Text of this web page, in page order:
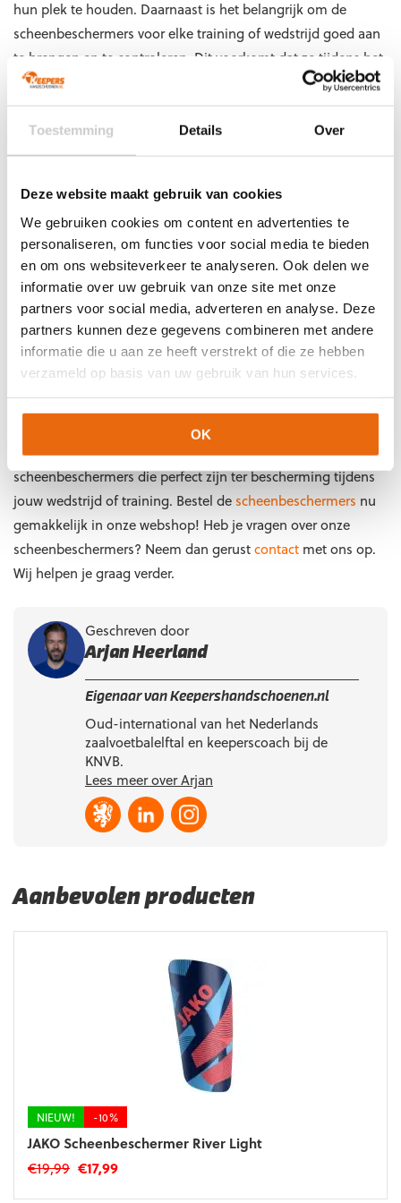
Toestemming Details Over
Deze website maakt gebruik van cookies
We gebruiken cookies om content en advertenties te
personaliseren, om functies voor social media te bieden
en om ons websiteverkeer te analyseren. Ook delen we
informatie over uw gebruik van onze site met onze
partners voor social media, adverteren en analyse. Deze
partners kunnen deze gegevens combineren met andere
informatie die u aan ze heeft verstrekt of die ze hebben
verzameld op basis van uw gebruik van hun services.
OK
hun plek te houden. Daarnaast is het belangrijk om de
scheenbeschermers voor elke training of wedstrijd goed aan
te brengen en te controleren. Dit voorkomt dat ze tijdens het
spel verschuiven, wat je concentratie kan verstoren. Hier zijn
enkele tips om te zorgen dat je scheenbeschermers goed
blijven zitten:
Controleer de pasvorm voor elke training of wedstrijd
Beweeg en test de scheenbeschermers voordat je begint
met spelen
Draag jij jouw scheenbeschermers al op
de juiste manier?
Het correct dragen van scheenbeschermers is essentieel voor
een veilige en plezierige sportervaring. Door aandacht te
besteden aan de pasvorm, de plaatsing en de juiste
technieken, kun je blessures voorkomen en optimaal
profiteren van je scheenbeschermers. Bij
Keepershandschoenen.nl hebben we meerdere
scheenbeschermers die perfect zijn ter bescherming tijdens
jouw wedstrijd of training. Bestel de scheenbeschermers nu
gemakkelijk in onze webshop! Heb je vragen over onze
scheenbeschermers? Neem dan gerustcontact met ons op.
Wij helpen je graag verder.
Geschreven door
Arjan Heerland
Eigenaar van Keepershandschoenen.nl
Oud-international van het Nederlands
zaalvoetbalelftal en keeperscoach bij de
KNVB.
Lees meer over Arjan
Aanbevolen producten
NIEUW! -10%
JAKO Scheenbeschermer River Light
€19,99 Oorspronkelijke
€17,99Huidige